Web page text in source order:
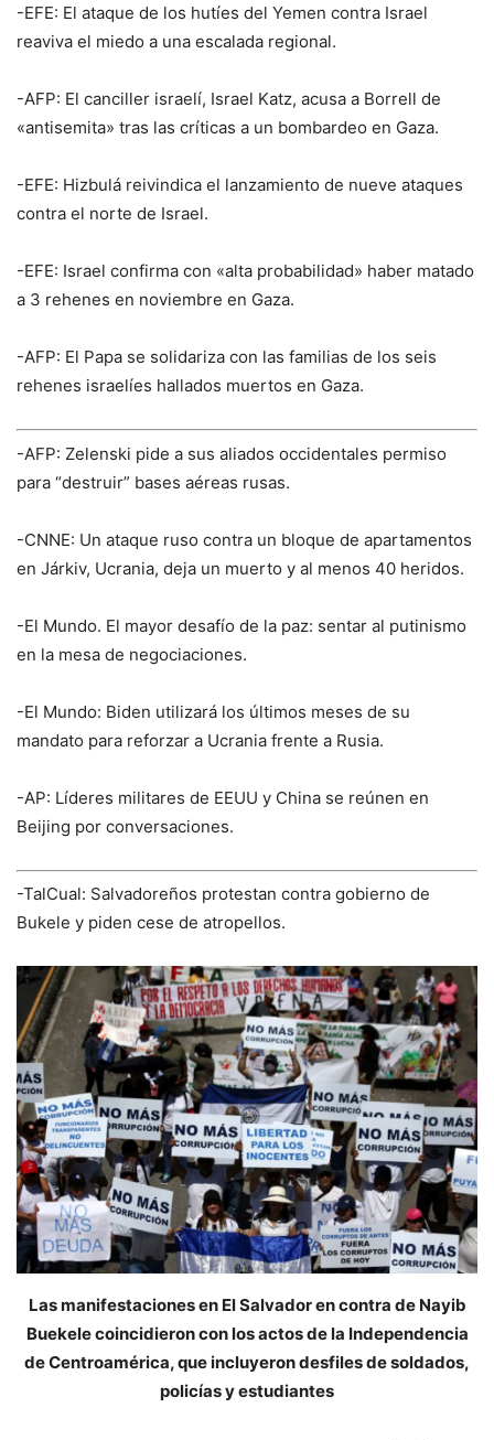
-EFE: El ataque de los hutíes del Yemen contra Israel
reaviva el miedo a una escalada regional.
-AFP: El canciller israelí, Israel Katz, acusa a Borrell de
«antisemita» tras las críticas a un bombardeo en Gaza.
-EFE: Hizbulá reivindica el lanzamiento de nueve ataques
contra el norte de Israel.
-EFE: Israel confirma con «alta probabilidad» haber matado
a 3 rehenes en noviembre en Gaza.
-AFP: El Papa se solidariza con las familias de los seis
rehenes israelíes hallados muertos en Gaza.
-AFP: Zelenski pide a sus aliados occidentales permiso
para “destruir” bases aéreas rusas.
-CNNE: Un ataque ruso contra un bloque de apartamentos
en Járkiv, Ucrania, deja un muerto y al menos 40 heridos.
-El Mundo. El mayor desafío de la paz: sentar al putinismo
en la mesa de negociaciones.
-El Mundo: Biden utilizará los últimos meses de su
mandato para reforzar a Ucrania frente a Rusia.
-AP: Líderes militares de EEUU y China se reúnen en
Beijing por conversaciones.
-TalCual: Salvadoreños protestan contra gobierno de
Bukele y piden cese de atropellos.
Las manifestaciones en El Salvador en contra de Nayib
Buekele coincidieron con los actos de la Independencia
de Centroamérica, que incluyeron desfiles de soldados,
policías y estudiantes